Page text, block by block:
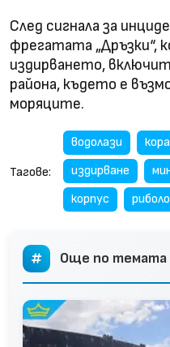
След сигнала за
фрегатата „Дръзки“,
издирването,
района, където е
моряците.
Тагове:
водолази
издирване
корпус
Още по темата